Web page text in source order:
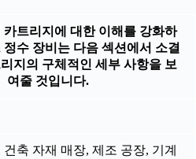
카트리지에 대한 이해를 강화하
수 장비는 다음 섹션에서 소결
지의 구체적인 세부 사항을 보
여줄 것입니다.
축 자재 매장, 제조 공장, 기계